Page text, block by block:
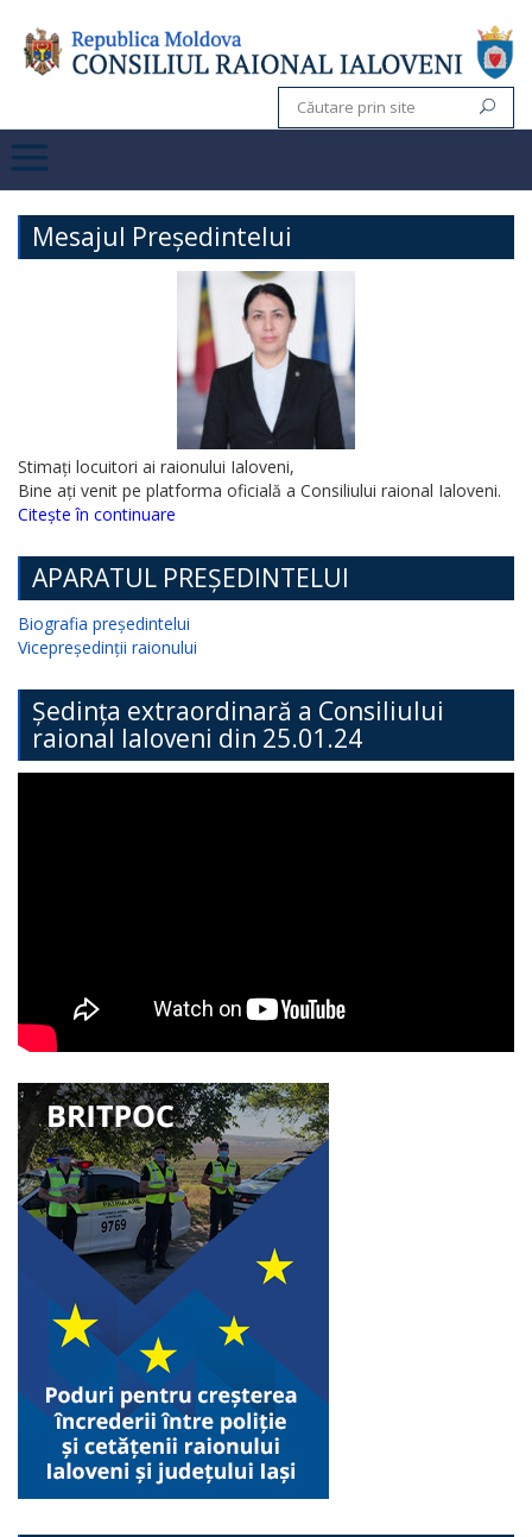
Mesajul Președintelui
Stimați locuitori ai raionului Ialoveni,
Bine ați venit pe platforma oficială a Consiliului raional Ialoveni.
Citește în continuare
APARATUL PREȘEDINTELUI
Biografia președintelui
Vicepreședinții raionului
Ședința extraordinară a Consiliului
raional Ialoveni din 25.01.24